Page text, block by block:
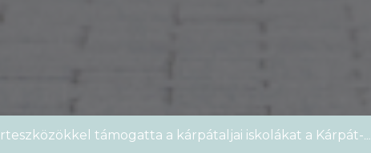
támogatta a kárpátaljai iskolákat a Kárpát-